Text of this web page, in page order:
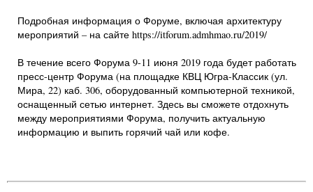
Подробная информация о Форуме, включая архитектуру
мероприятий – на сайте https://itforum.admhmao.ru/2019/
В течение всего Форума 9-11 июня 2019 года будет работать
пресс-центр Форума (на площадке КВЦ Югра-Классик (ул.
Мира, 22) каб. 306, оборудованный компьютерной техникой,
оснащенный сетью интернет. Здесь вы сможете отдохнуть
между мероприятиями Форума, получить актуальную
информацию и выпить горячий чай или кофе.